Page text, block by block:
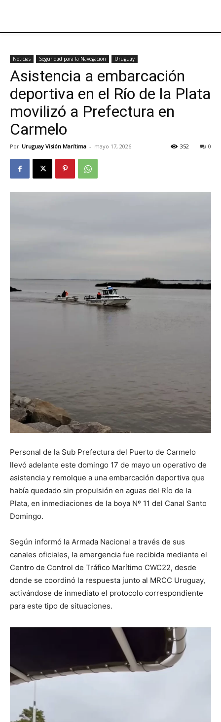
Noticias Seguridad para la Navegacion Uruguay
Asistencia a embarcación
deportiva en el Río de la Plata
movilizó a Prefectura en
Carmelo
Por Uruguay Visión Marítima - mayo 17, 2026 0
352
Personal de la Sub Prefectura del Puerto de Carmelo
llevó adelante este domingo 17 de mayo un operativo de
asistencia y remolque a una embarcación deportiva que
había quedado sin propulsión en aguas del Río de la
Plata, en inmediaciones de la boya Nº 11 del Canal Santo
Domingo.
Según informó la Armada Nacional a través de sus
canales oficiales, la emergencia fue recibida mediante el
Centro de Control de Tráfico Marítimo CWC22, desde
donde se coordinó la respuesta junto al MRCC Uruguay,
activándose de inmediato el protocolo correspondiente
para este tipo de situaciones.